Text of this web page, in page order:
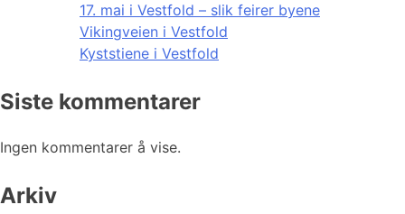
17. mai i Vestfold – slik feirer byene
Vikingveien i Vestfold
Kyststiene i Vestfold
Siste kommentarer
Ingen kommentarer å vise.
Arkiv